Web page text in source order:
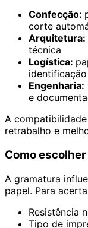
Confecção:
corte
Arquitetura:
técnica
Logística:
Engenharia:
e
A
retrabalho e
Como
A gramatura
papel. Para
Resistência
Tipo de